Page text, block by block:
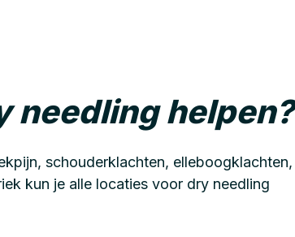
needling helpen?
schouderklachten, elleboogklachten,
kun je alle locaties voor dry needling